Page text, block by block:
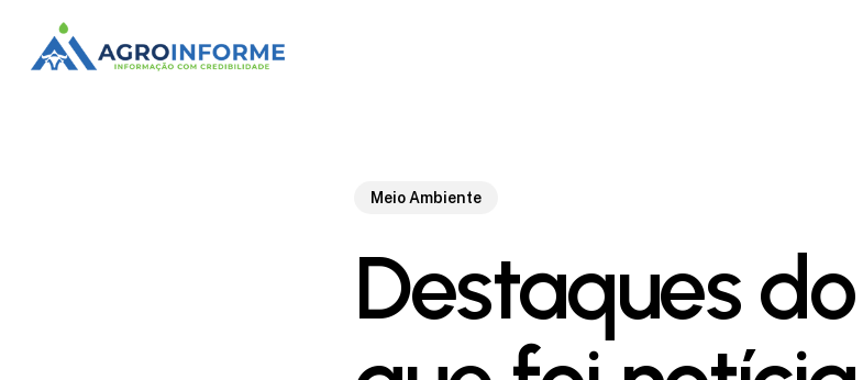
main
Meio Ambiente
Destaques